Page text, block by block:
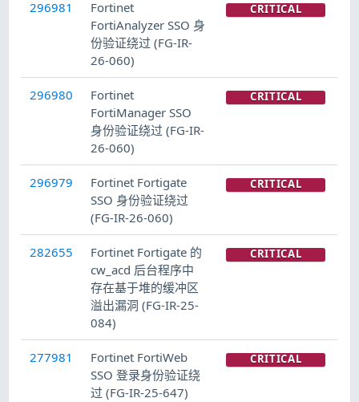
296981
Fortinet
FortiAnalyzer SSO 身
份验证绕过 (FG-IR-
26-060)
CRITICAL
296980
Fortinet
FortiManager SSO
身份验证绕过 (FG-IR-
26-060)
CRITICAL
296979
Fortinet Fortigate
SSO 身份验证绕过
(FG-IR-26-060)
CRITICAL
282655
Fortinet Fortigate 的
cw_acd 后台程序中
存在基于堆的缓冲区
溢出漏洞 (FG-IR-25-
084)
CRITICAL
277981
Fortinet FortiWeb
SSO 登录身份验证绕
过 (FG-IR-25-647)
CRITICAL